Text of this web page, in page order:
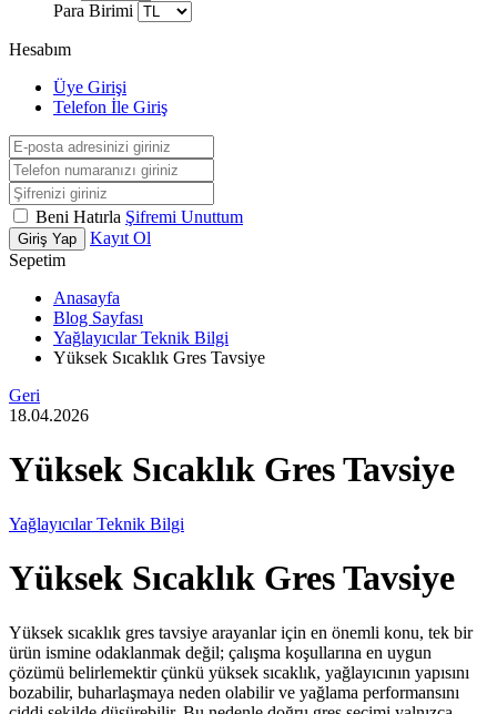
Para Birimi
Hesabım
Üye Girişi
Telefon İle Giriş
Beni Hatırla Şifremi Unuttum
Giriş Yap
Kayıt Ol
Sepetim
Anasayfa
Blog Sayfası
Yağlayıcılar Teknik Bilgi
Yüksek Sıcaklık Gres Tavsiye
Geri
18.04.2026
Yüksek Sıcaklık Gres Tavsiye
Yağlayıcılar Teknik Bilgi
Yüksek Sıcaklık GresTavsiye
Yüksek sıcaklık gres tavsiye arayanlar için en önemli konu, tek bir
ürün ismine odaklanmak değil; çalışma koşullarına en uygun
çözümü belirlemektir çünkü yüksek sıcaklık, yağlayıcının yapısını
bozabilir, buharlaşmaya neden olabilir ve yağlama performansını